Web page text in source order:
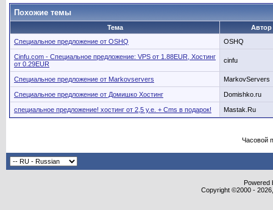
Похожие темы
Тема
Автор
Специальное предложение от OSHQ
OSHQ
Cinfu.com - Специальное предложение: VPS от 1.88EUR, Хостинг
от 0.29EUR
cinfu
Специальное предложение от Markovservers MarkovServers
Специальное предложение от Домишко Хостинг Domishko.ru
специальное предложение! хостинг от 2,5 у.е. + Cms в подарок! Mastak.Ru
Часовой
Powered
Copyright ©2000 -